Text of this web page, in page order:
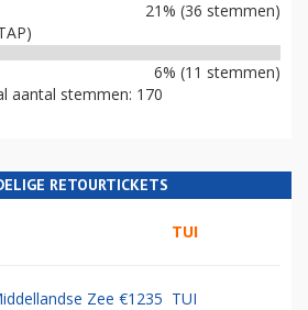
21% (36 stemmen)
6% (11 stemmen)
aantal stemmen: 170
RETOURTICKETS
TUI
Zee €1235 TUI